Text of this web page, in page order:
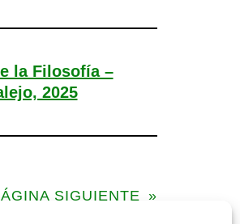
la Filosofía –
2025
SIGUIENTE »